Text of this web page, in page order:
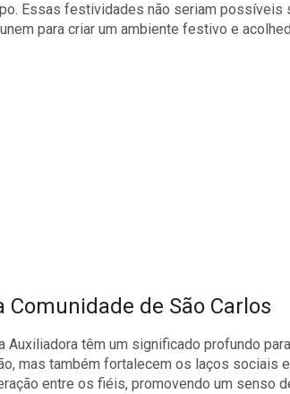
Essas festividades não seriam possíveis
para criar um ambiente festivo e
de São Carlos
têm um significado profundo
mas também fortalecem os laços sociais
entre os fiéis, promovendo um senso